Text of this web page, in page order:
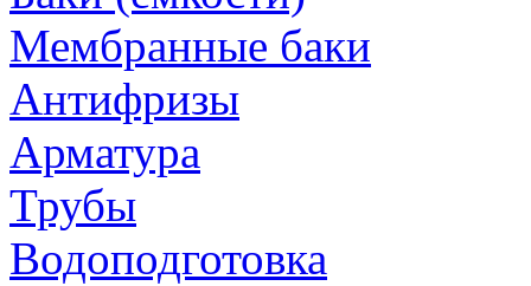
Мембранные баки
Антифризы
Арматура
Трубы
Водоподготовка